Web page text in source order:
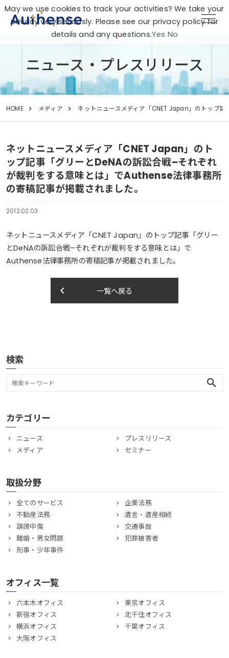
ニュース・プレスリリース
HOME メディア ネットニュースメディア「CNET Japan」のトップ
ネットニュースメディア「CNET Japan」のト
ップ記事「グリーとDeNAの訴訟合戦–それぞれ
が裁判をする意味とは」でAuthense法律事務所
の寄稿記事が掲載されました。
2012.02.03
ネットニュースメディア「CNET Japan」のトップ記事「グリー
とDeNAの訴訟合戦–それぞれが裁判をする意味とは」で
Authense法律事務所の寄稿記事が掲載されました。
一覧へ戻る
keyboard_arrow_left
検索
search
カテゴリー
ニュース
プレスリリース
メディア
セミナー
取扱分野
全てのサービス
企業法務
不動産法務
遺言・遺産相続
誹謗中傷
交通事故
離婚・男女問題
犯罪被害者
刑事・少年事件
オフィス一覧
六本木オフィス
東京オフィス
新宿オフィス
北千住オフィス
横浜オフィス
千葉オフィス
大阪オフィス
May we use cookies to track your activities? We take your
privacy very seriously. Please see our privacy policy for
details and any questions.Yes No